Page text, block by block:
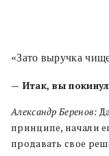
«Зато выручка
— Итак, вы
Александр Беренов:
принципе, начали
продавать свое